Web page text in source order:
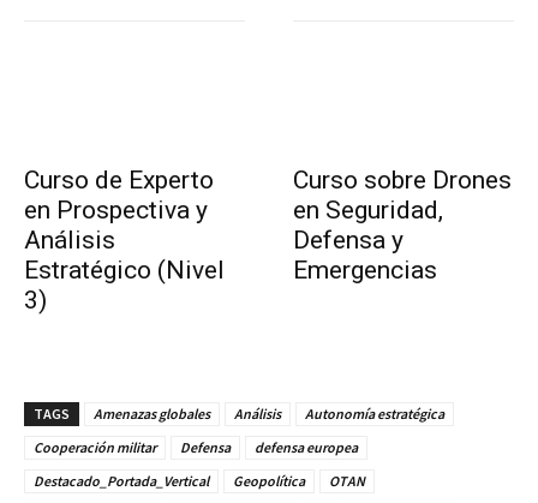
Curso de Experto
en Prospectiva y
Análisis
Estratégico (Nivel
3)
Curso sobre Drones
en Seguridad,
Defensa y
Emergencias
TAGS Amenazas globales Análisis
Autonomía estratégica
Cooperación militar
Defensa
defensa europea
Destacado_Portada_Vertical
Geopolítica
OTAN